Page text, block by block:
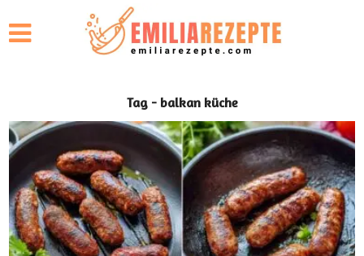
Tag - balkan küche